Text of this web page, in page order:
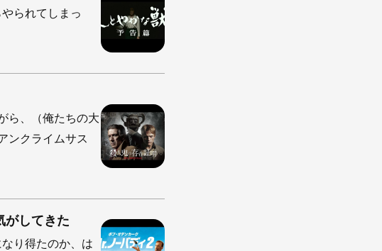
られてしまっ
ら、（俺たちの大
ンクライムサス
がしてきた
り得たのか、は